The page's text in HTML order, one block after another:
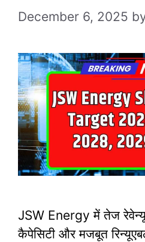
December 6, 2025
JSW Energy में तेज
कैपेसिटी और मजबूत